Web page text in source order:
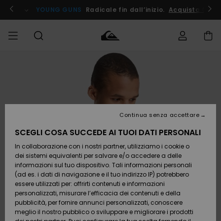
informazioni
prodotto
! YOUNG GUNS Radicale fin dall’inizio. Acquista Ora
Abbigliamento
Accessori
Calzature
e
infradito
Surf /
Acqua
Abbigliamento
Accessori
Calzature
e
infradito
Surf /
Acqua
Shop
Nuovi
Da
Scoprire
Snow
SURF
Surf Shop
Uomo
Highlights
Comunità
SNOW
Snow
Shop
Uomo
Shop
Snow
Shop
Donna
OUTLET
Outlet
Uomo
Outlet
Donna
Accedi al tuo
ordine
Spedizione
Pagamento
Buono regalo
Quiksilver
Freedom
SCEGLI COSA SUCCEDE AI TUOI DATI PERSONALI
In collaborazione con i nostri partner, utilizziamo i cookie o
dei sistemi equivalenti per salvare e/o accedere a delle
informazioni sul tuo dispositivo. Tali informazioni personali
(ad es. i dati di navigazione e il tuo indirizzo IP) potrebbero
essere utilizzati per: offrirti contenuti e informazioni
personalizzati, misurare l’efficacia dei contenuti e della
pubblicità, per fornire annunci personalizzati, conoscere
meglio il nostro pubblico o sviluppare e migliorare i prodotti
Continua senza accettare